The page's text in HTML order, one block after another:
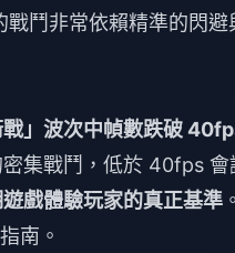
戰鬥非常依賴精準的閃避
」波次中幀數跌破
集戰鬥，低於 40fps 會
戲體驗玩家的真正基準
南。